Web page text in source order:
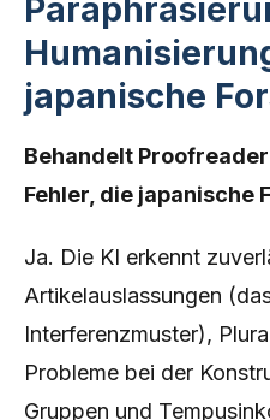
japanische
Behandelt
Fehler, die japanische
Ja. Die KI erkennt
Artikelauslassungen
Interferenzmuster),
Probleme bei der
Gruppen und